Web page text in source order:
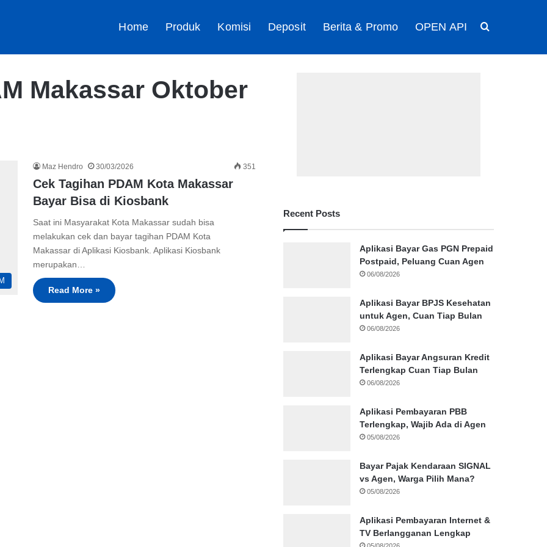
Home Produk Komisi Deposit Berita & Promo OPEN API
Makassar Oktober
Maz Hendro 30/03/2026 351
Cek Tagihan PDAM Kota Makassar
Bayar Bisa di Kiosbank
Saat ini Masyarakat Kota Makassar sudah bisa
melakukan cek dan bayar tagihan PDAM Kota
Makassar di Aplikasi Kiosbank. Aplikasi Kiosbank
merupakan…
Read More »
Recent Posts
Aplikasi Bayar Gas PGN Prepaid
Postpaid, Peluang Cuan Agen
06/08/2026
Aplikasi Bayar BPJS Kesehatan
untuk Agen, Cuan Tiap Bulan
06/08/2026
Aplikasi Bayar Angsuran Kredit
Terlengkap Cuan Tiap Bulan
06/08/2026
Aplikasi Pembayaran PBB
Terlengkap, Wajib Ada di Agen
05/08/2026
Bayar Pajak Kendaraan SIGNAL
vs Agen, Warga Pilih Mana?
05/08/2026
Aplikasi Pembayaran Internet &
TV Berlangganan Lengkap